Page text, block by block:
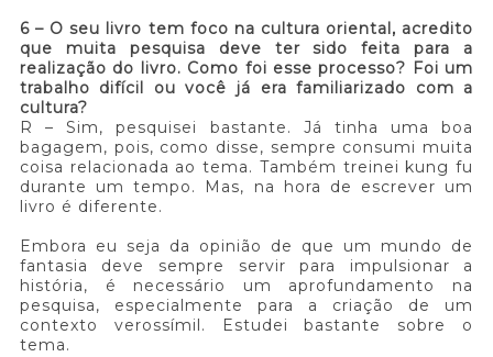
6 – O seu livro tem foco na cultura oriental, acredito
que muita pesquisa deve ter sido feita para a
realização do livro. Como foi esse processo? Foi um
trabalho difícil ou você já era familiarizado com a
cultura?
R – Sim, pesquisei bastante. Já tinha uma boa
bagagem, pois, como disse, sempre consumi muita
coisa relacionada ao tema. Também treinei kung fu
durante um tempo. Mas, na hora de escrever um
livro é diferente.
Embora eu seja da opinião de que um mundo de
fantasia deve sempre servir para impulsionar a
história, é necessário um aprofundamento na
pesquisa, especialmente para a criação de um
contexto verossímil. Estudei bastante sobre o
tema.